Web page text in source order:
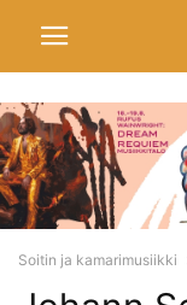
Soitin ja kamarimusiikki